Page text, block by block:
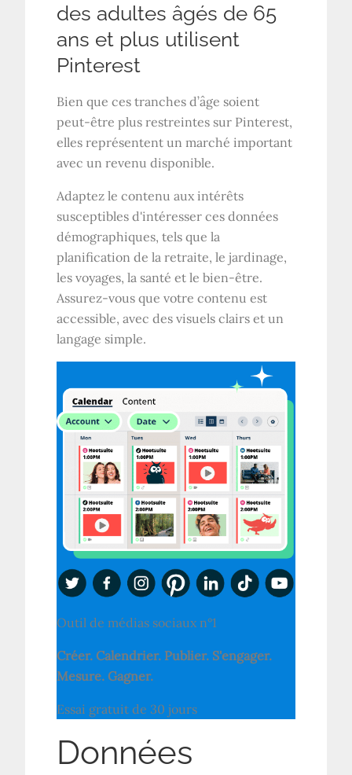
des adultes âgés de 65
ans et plus utilisent
Pinterest
Bien que ces tranches d’âge soient
peut-être plus restreintes sur Pinterest,
elles représentent un marché important
avec un revenu disponible.
Adaptez le contenu aux intérêts
susceptibles d'intéresser ces données
démographiques, tels que la
planification de la retraite, le jardinage,
les voyages, la santé et le bien-être.
Assurez-vous que votre contenu est
accessible, avec des visuels clairs et un
langage simple.
Outil de médias sociaux n°1
Créer. Calendrier. Publier. S'engager.
Mesure. Gagner.
Essai gratuit de 30 jours
Données